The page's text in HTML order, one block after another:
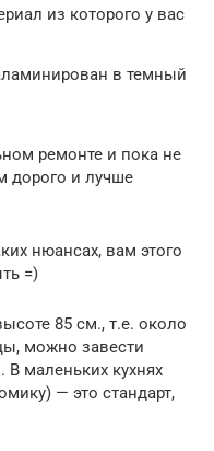
из которого у вас
в темный
ремонте и пока не
дорого и лучше
нюансах, вам этого
=)
85 см., т.е. около
можно завести
В маленьких кухнях
— это стандарт,